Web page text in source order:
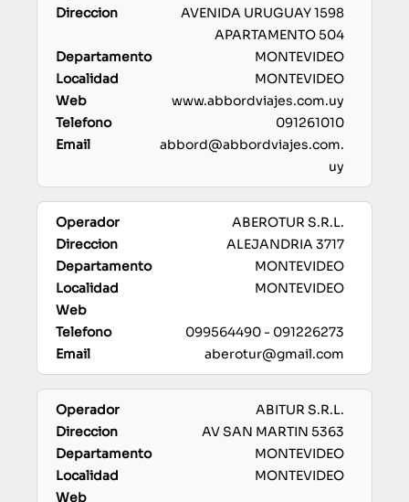
AVENIDA URUGUAY 1598
APARTAMENTO 504
MONTEVIDEO
MONTEVIDEO
www.abbordviajes.com.uy
091261010
abbord@abbordviajes.com.
uy
ABEROTUR S.R.L.
ALEJANDRIA 3717
MONTEVIDEO
MONTEVIDEO
099564490 - 091226273
aberotur@gmail.com
ABITUR S.R.L.
AV SAN MARTIN 5363
MONTEVIDEO
MONTEVIDEO